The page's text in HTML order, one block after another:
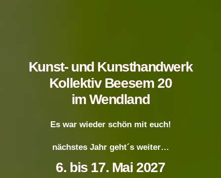
Kunst- und Kunsthandwerk
Kollektiv Beesem 20
im Wendland
Es war wieder schön mit euch!
nächstes Jahr geht´s weiter…
6. bis 17. Mai 2027